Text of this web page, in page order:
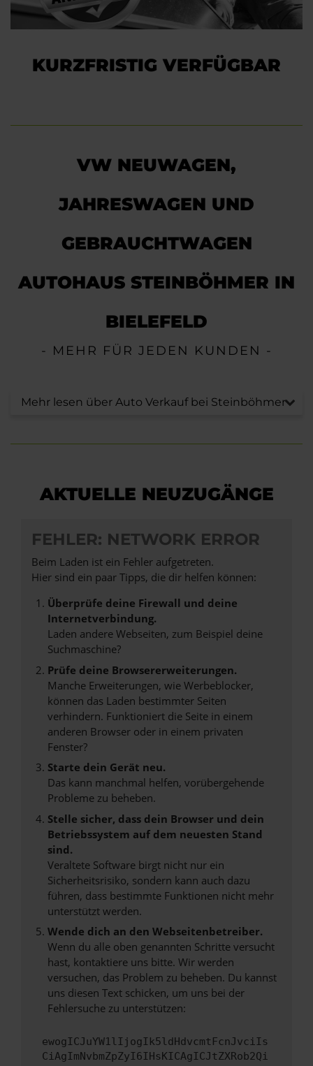
KURZFRISTIG VERFÜGBAR
VW NEUWAGEN,
JAHRESWAGEN UND
GEBRAUCHTWAGEN
AUTOHAUS STEINBÖHMER IN
BIELEFELD
- MEHR FÜR JEDEN KUNDEN -
Mehr lesen über Auto Verkauf bei Steinböhmer
AKTUELLE NEUZUGÄNGE
FEHLER: NETWORK ERROR
Beim Laden ist ein Fehler aufgetreten.
Hier sind ein paar Tipps, die dir helfen können:
Überprüfe deine Firewall und deine
Internetverbindung.
Laden andere Webseiten, zum Beispiel deine
Suchmaschine?
Prüfe deine Browsererweiterungen.
Manche Erweiterungen, wie Werbeblocker,
können das Laden bestimmter Seiten
verhindern. Funktioniert die Seite in einem
anderen Browser oder in einem privaten
Fenster?
Starte dein Gerät neu.
Das kann manchmal helfen, vorübergehende
Probleme zu beheben.
Stelle sicher, dass dein Browser und dein
Betriebssystem auf dem neuesten Stand
sind.
Veraltete Software birgt nicht nur ein
Sicherheitsrisiko, sondern kann auch dazu
führen, dass bestimmte Funktionen nicht mehr
unterstützt werden.
Wende dich an den Webseitenbetreiber.
Wenn du alle oben genannten Schritte versucht
hast, kontaktiere uns bitte. Wir werden
versuchen, das Problem zu beheben. Du kannst
uns diesen Text schicken, um uns bei der
Fehlersuche zu unterstützen:
ewogICJuYW1lIjogIk5ldHdvcmtFcnJvciIs
CiAgImNvbmZpZyI6IHsKICAgICJtZXRob2Qi